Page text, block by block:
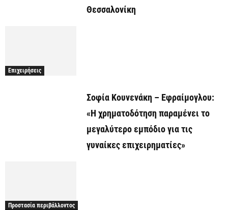
Θεσσαλονίκη
Επιχειρήσεις
Σοφία Κουνενάκη – Εφραίμογλου:
«Η χρηματοδότηση παραμένει το
μεγαλύτερο εμπόδιο για τις
γυναίκες επιχειρηματίες»
Προστασία περιβάλλοντος